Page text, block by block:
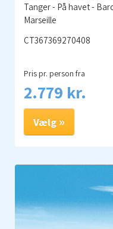
Tanger - På havet -
Marseille
CT367369270408
Pris pr. person fra
2.779 kr.
Vælg